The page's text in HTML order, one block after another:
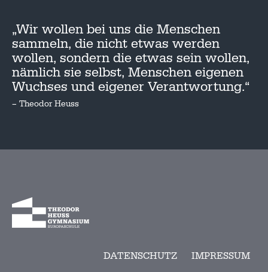
„Wir wollen bei uns die Menschen
sammeln, die nicht etwas werden
wollen, sondern die etwas sein wollen,
nämlich sie selbst, Menschen eigenen
Wuchses und eigener Verantwortung.“
– Theodor Heuss
DATENSCHUTZ IMPRESSUM